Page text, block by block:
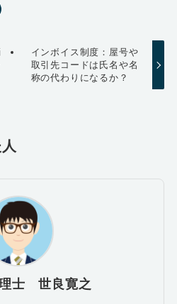
インボイス制度：屋号や
取引先コードは氏名や名
称の代わりになるか？
士 世良寛之